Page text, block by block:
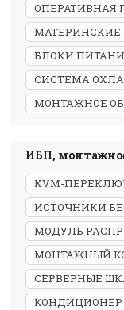
ОПЕРАТИВНАЯ
МАТЕРИНСКИЕ
БЛОКИ
СИСТЕМА
МОНТАЖНОЕ
ИБП,
KVM-
ИСТОЧНИКИ
МОДУЛЬ
МОНТАЖНЫЙ
СЕРВЕРНЫЕ
КОНДИЦИОНЕР